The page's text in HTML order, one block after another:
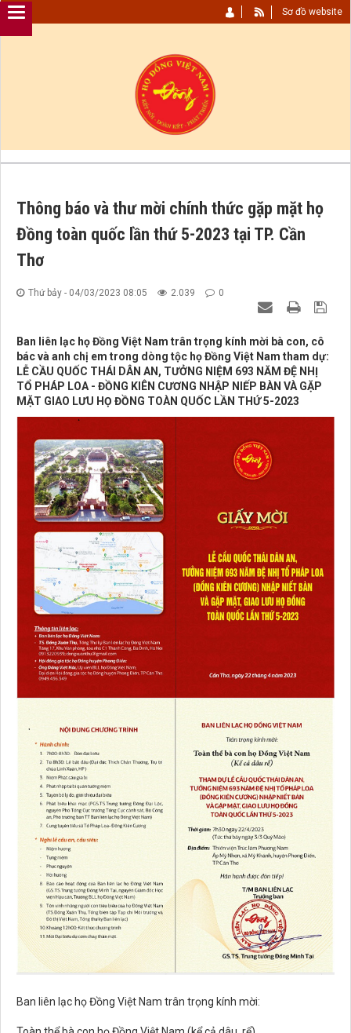
Sơ đồ website
Thông báo và thư mời chính thức gặp mặt họ
Đồng toàn quốc lần thứ 5-2023 tại TP. Cần
Thơ
Thứ bảy - 04/03/2023 08:05 2.039 0
Ban liên lạc họ Đồng Việt Nam trân trọng kính mời bà con, cô
bác và anh chị em trong dòng tộc họ Đồng Việt Nam tham dự:
LỄ CẦU QUỐC THÁI DÂN AN, TƯỞNG NIỆM 693 NĂM ĐỆ NHỊ
TỔ PHÁP LOA - ĐỒNG KIÊN CƯƠNG NHẬP NIẾP BÀN VÀ GẶP
MẶT GIAO LƯU HỌ ĐỒNG TOÀN QUỐC LẦN THỨ 5-2023
Ban liên lạc họ Đồng Việt Nam trân trọng kính mời: